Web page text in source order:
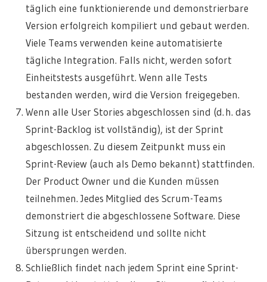
täglich eine funktionierende und demonstrierbare
Version erfolgreich kompiliert und gebaut werden.
Viele Teams verwenden keine automatisierte
tägliche Integration. Falls nicht, werden sofort
Einheitstests ausgeführt. Wenn alle Tests
bestanden werden, wird die Version freigegeben.
Wenn alle User Stories abgeschlossen sind (d. h. das
Sprint-Backlog ist vollständig), ist der Sprint
abgeschlossen. Zu diesem Zeitpunkt muss ein
Sprint-Review (auch als Demo bekannt) stattfinden.
Der Product Owner und die Kunden müssen
teilnehmen. Jedes Mitglied des Scrum-Teams
demonstriert die abgeschlossene Software. Diese
Sitzung ist entscheidend und sollte nicht
übersprungen werden.
Schließlich findet nach jedem Sprint eine Sprint-